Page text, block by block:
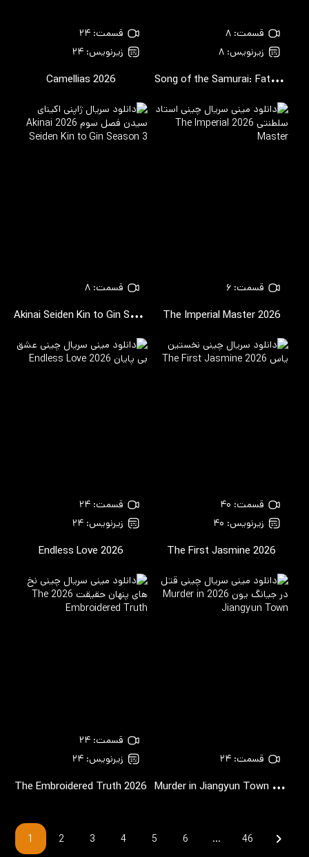
قسمت: ۸
زیرنویس: ۸
S
ong of the Samurai: Fateful Showdown in Kyoto
قسمت: ۲۴
زیرنویس: ۲۴
Camellias 2026
قسمت: ۶
The Imperial Master2026
قسمت: ۸
A
kinai Seiden Kin to Gin Season 3 2026
قسمت: ۴۰
زیرنویس: ۴۰
The First Jasmine 2026
قسمت: ۲۴
زیرنویس: ۲۴
Endless Love 2026
قسمت: ۲۴
M
urder in Jiangyun Town
2026
قسمت: ۲۴
زیرنویس: ۲۴
The Embroidered Truth2026
1 2 3 4 5 6 … 46